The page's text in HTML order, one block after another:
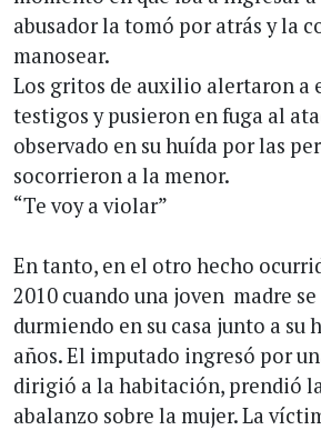
abusador la tomó por atrás y la
manosear.
Los gritos de auxilio alertaron a
testigos y pusieron en fuga al
observado en su huída por las
socorrieron a la menor.
“Te voy a violar”
En tanto, en el otro hecho
2010 cuando una joven madre
durmiendo en su casa junto a su
años. El imputado ingresó por
dirigió a la habitación, prendió
abalanzo sobre la mujer. La